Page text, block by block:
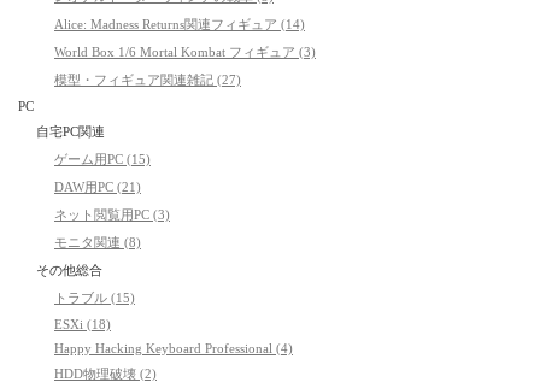
Alice: Madness Returns関連フィギュア (14)
World Box 1/6 Mortal Kombat フィギュア (3)
模型・フィギュア関連雑記 (27)
PC
自宅PC関連
ゲーム用PC (15)
DAW用PC (21)
ネット閲覧用PC (3)
モニタ関連 (8)
その他総合
トラブル (15)
ESXi (18)
Happy Hacking Keyboard Professional (4)
HDD物理破壊 (2)